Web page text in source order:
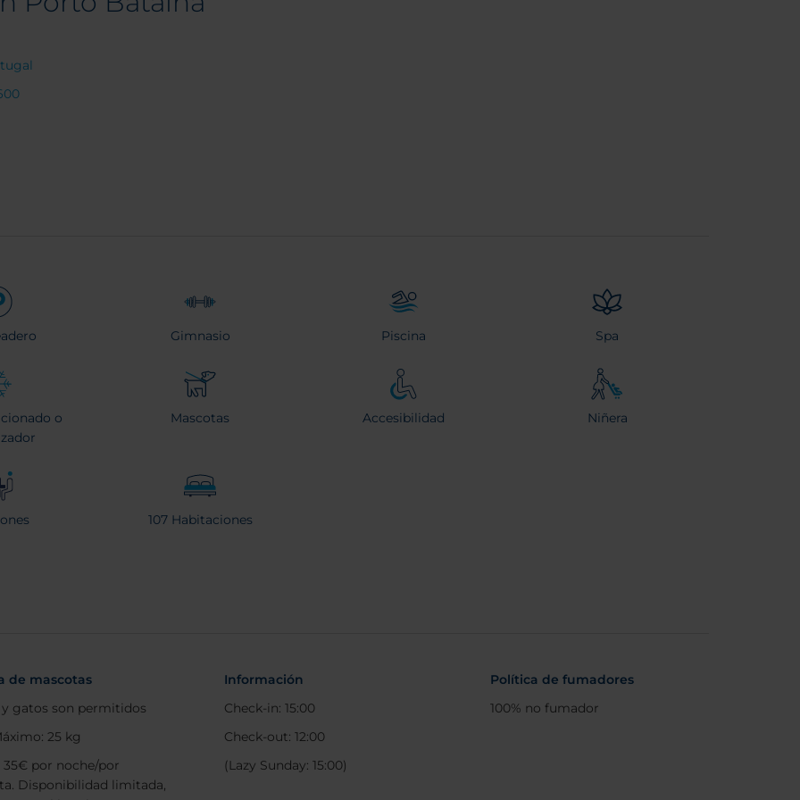
Gimnasio Piscina Spa
o
Mascotas Accesibilidad Niñera
107 Habitaciones
de mascotas
gatos son permitidos
25 kg
35€ por noche/por
Disponibilidad limitada,
Información
Check-in: 15:00
Check-out: 12:00
(Lazy Sunday: 15:00)
Política de fumadores
100% no fumador